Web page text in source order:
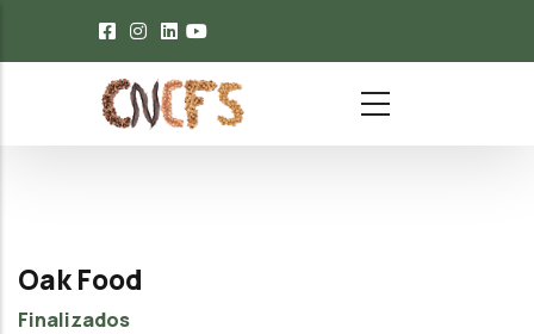
Passar para o conteúdo principal
Oak Food
Finalizados